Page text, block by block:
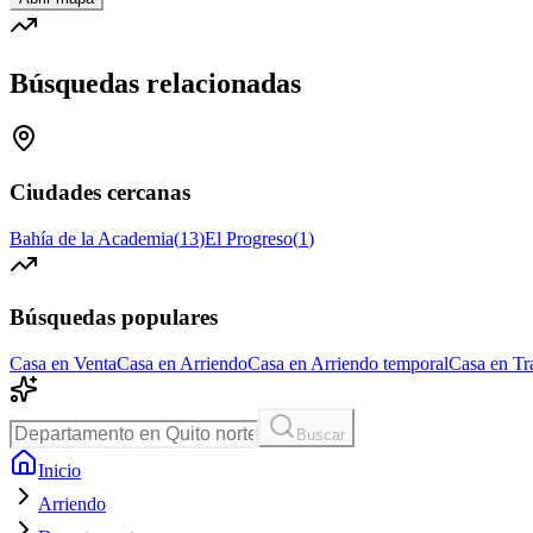
Búsquedas relacionadas
Ciudades cercanas
Bahía de la Academia(13)El Progreso(1)
Búsquedas populares
Casa en VentaCasa en ArriendoCasa en Arriendo temporalCasa en
Buscar
Inicio
Arriendo